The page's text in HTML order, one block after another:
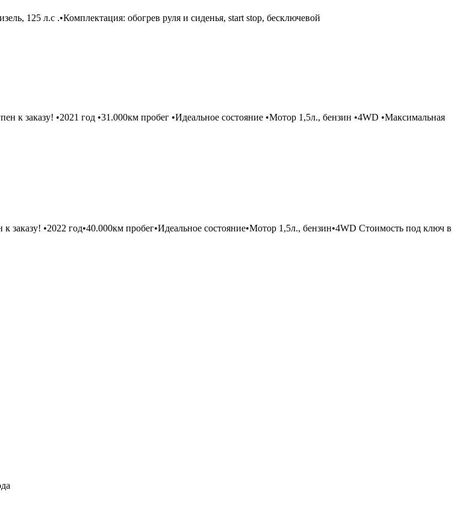
125 л.с .•Комплектация: обогрев руля и сиденья, start stop, бесключевой
•2021 год •31.000км пробег •Идеальное состояние •Мотор 1,5л., бензин •4WD •Максимальная
•2022 год•40.000км пробег•Идеальное состояние•Мотор 1,5л., бензин•4WD Стоимость под ключ в